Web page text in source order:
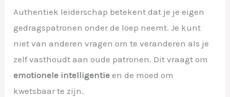
Authentiek leiderschap betekent dat je je eigen
gedragspatronen onder de loep neemt. Je kunt
niet van anderen vragen om te veranderen als je
zelf vasthoudt aan oude patronen. Dit vraagt om
emotionele intelligentie en de moed om
kwetsbaar te zijn.